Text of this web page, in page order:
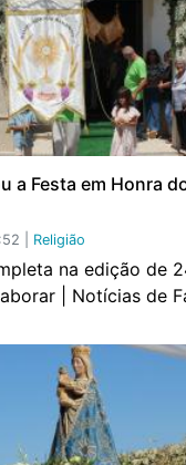
a Festa em Honra
| Religião
na edição de
| Notícias de